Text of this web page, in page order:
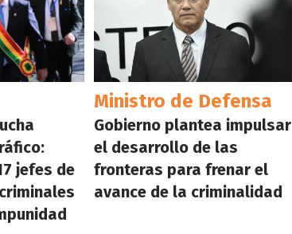
jefes de
Ministro de Defensa
Gobierno plantea impulsar
el desarrollo de las
fronteras para frenar el
avance de la criminalidad